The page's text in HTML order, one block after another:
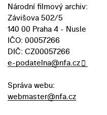
Národní filmový archiv:
Závišova 502/5
140 00 Praha 4 - Nusle
IČO: 00057266
DIČ: CZ00057266
e-podatelna@nfa.cz
Správa webu:
webmaster@nfa.cz